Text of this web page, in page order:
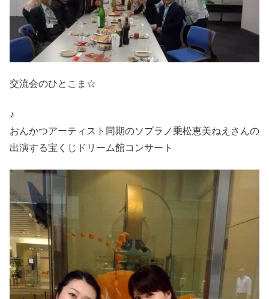
交流会のひとこま☆
♪
おんかつアーティスト同期のソプラノ乗松恵美ねえさんの
出演する宝くじドリーム館コンサート